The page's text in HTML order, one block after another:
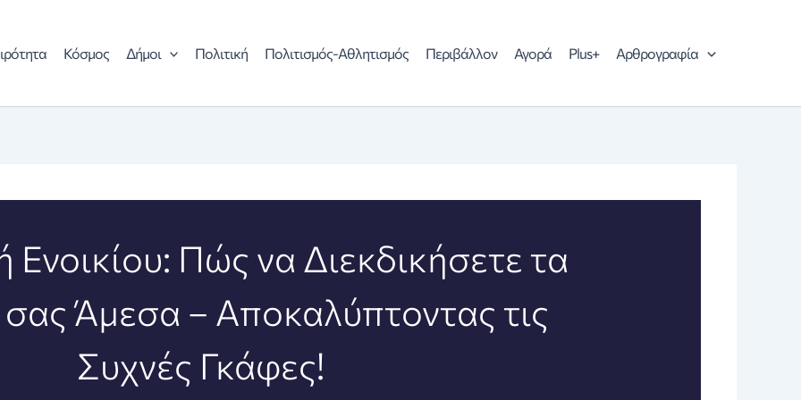
Κόσμος Δήμοι Πολιτική Πολιτισμός-Αθλητισμός Περιβάλλον Αγορά Plus+ Αρθρογραφία
Ενοικίου: Πώς να Διεκδικήσετε τα
Άμεσα – Αποκαλύπτοντας τις
Συχνές Γκάφες!